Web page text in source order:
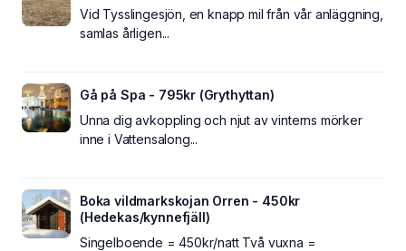
Vid Tysslingesjön, en knapp mil från vår anläggning,
samlas årligen...
Gå på Spa - 795kr (Grythyttan)
Unna dig avkoppling och njut av vinterns mörker
inne i Vattensalong...
Boka vildmarkskojan Orren - 450kr
(Hedekas/kynnefjäll)
Singelboende = 450kr/natt Två vuxna =